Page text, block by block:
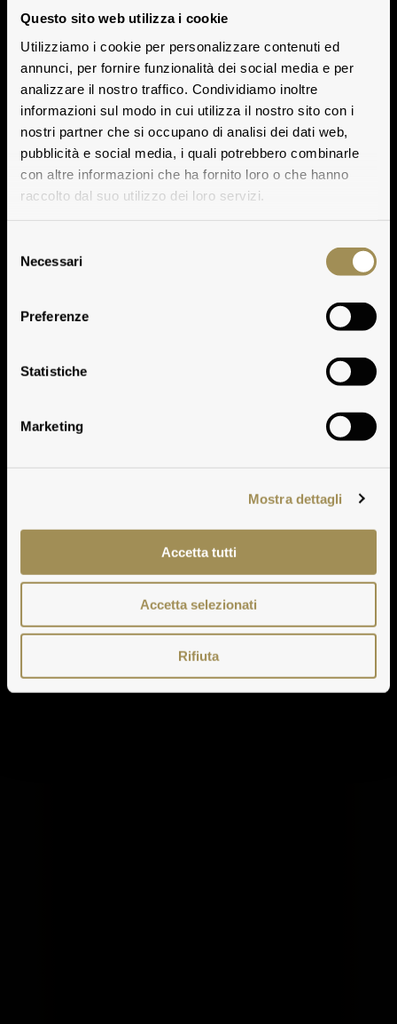
Questo sito web utilizza i cookie
Utilizziamo i cookie per personalizzare contenuti ed
annunci, per fornire funzionalità dei social media e per
analizzare il nostro traffico. Condividiamo inoltre
informazioni sul modo in cui utilizza il nostro sito con i
nostri partner che si occupano di analisi dei dati web,
pubblicità e social media, i quali potrebbero combinarle
con altre informazioni che ha fornito loro o che hanno
raccolto dal suo utilizzo dei loro servizi.
delNecessari
Preferenze
Statistiche
Marketing
Mostra dettagli
Accetta tutti
Accetta selezionati
Rifiuta
Vinsanto Marchese